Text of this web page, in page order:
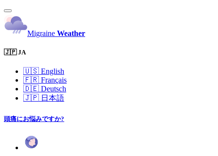
Migraine Weather
🇯🇵 JA
🇺🇸 English
🇫🇷 Français
🇩🇪 Deutsch
🇯🇵 日本語
頭痛にお悩みですか?